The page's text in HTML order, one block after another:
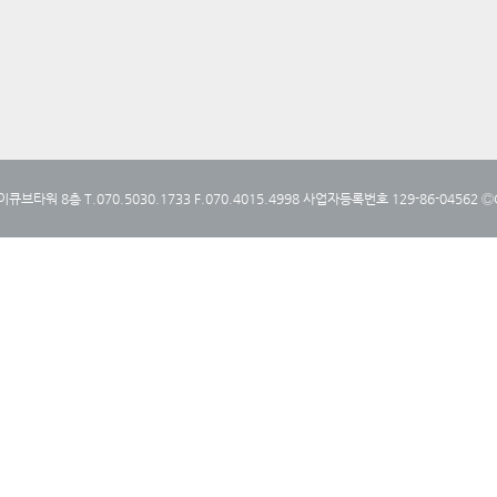
큐브타워 8층 T.070.5030.1733 F.070.4015.4998 사업자등록번호 129-86-04562